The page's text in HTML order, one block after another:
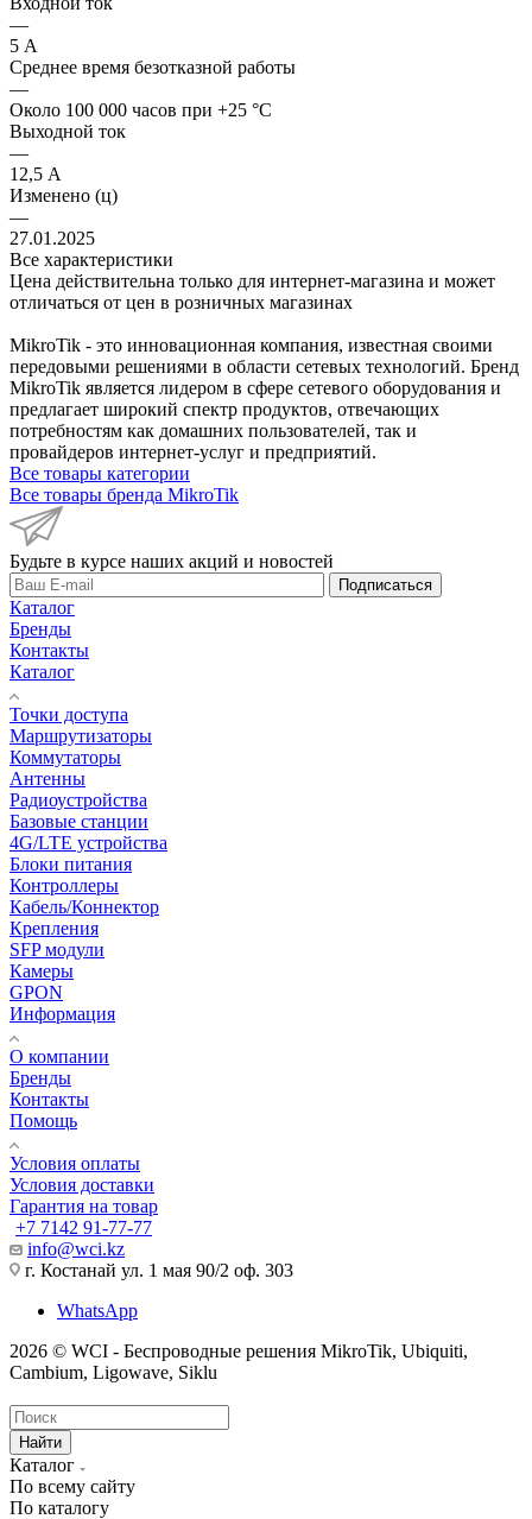
—
5 А
Среднее время безотказной работы
—
Около 100 000 часов при +25 °C
Выходной ток
—
12,5 А
Изменено (ц)
—
27.01.2025
Все характеристики
Цена действительна только для интернет-магазина и может
отличаться от цен в розничных магазинах
MikroTik - это инновационная компания, известная своими
передовыми решениями в области сетевых технологий. Бренд
MikroTik является лидером в сфере сетевого оборудования и
предлагает широкий спектр продуктов, отвечающих
потребностям как домашних пользователей, так и
провайдеров интернет-услуг и предприятий.
Все товары категории
Все товары бренда MikroTik
Будьте в курсе наших акций и новостей
Подписаться
Каталог
Бренды
Контакты
Каталог
Точки доступа
Маршрутизаторы
Коммутаторы
Антенны
Радиоустройства
Базовые станции
4G/LTE устройства
Блоки питания
Контроллеры
Кабель/Коннектор
Крепления
SFP модули
Камеры
GPON
Информация
О компании
Бренды
Контакты
Помощь
Условия оплаты
Условия доставки
Гарантия на товар
+7 7142 91-77-77
info@wci.kz
г. Костанай ул. 1 мая 90/2 оф. 303
WhatsApp
2026 © WCI - Беспроводные решения MikroTik, Ubiquiti,
Cambium, Ligowave, Siklu
Найти
Каталог
По всему сайту
По каталогу